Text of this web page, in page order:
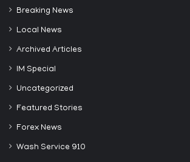
Breaking News
Local News
Archived Articles
IM Special
Uncategorized
Featured Stories
Forex News
Wash Service 910